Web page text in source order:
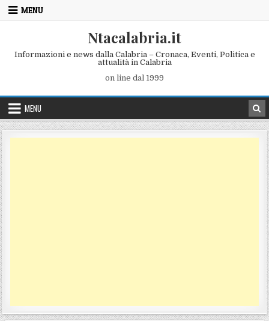
Skip to content
MENU
Ntacalabria.it
Informazioni e news dalla Calabria – Cronaca, Eventi, Politica e
attualità in Calabria
on line dal 1999
MENU